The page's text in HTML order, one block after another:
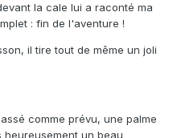
la cale lui a raconté ma
: fin de l'aventure !
il tire tout de même un joli
comme prévu, une palme
un beau